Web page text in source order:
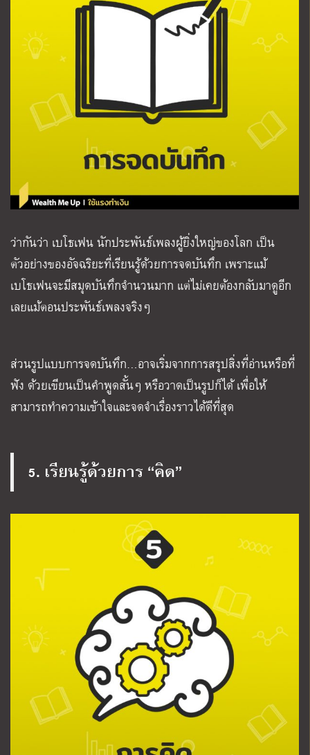
ว่ากันว่า เบโธเฟน นักประพันธ์เพลงผู้ยิ่งใหญ่ของโลก เป็น
ตัวอย่างของอัจฉริยะที่เรียนรู้ด้วยการจดบันทึก เพราะแม้
เบโธเฟนจะมีสมุดบันทึกจำนวนมาก แต่ไม่เคยต้องกลับมาดูอีก
เลยแม้ตอนประพันธ์เพลงจริงๆ
ส่วนรูปแบบการจดบันทึก…อาจเริ่มจากการสรุปสิ่งที่อ่านหรือที่
ฟัง ด้วยเขียนเป็นคำพูดสั้นๆ หรือวาดเป็นรูปก็ได้ เพื่อให้
สามารถทำความเข้าใจและจดจำเรื่องราวได้ดีที่สุด
5. เรียนรู้ด้วยการ “คิด”